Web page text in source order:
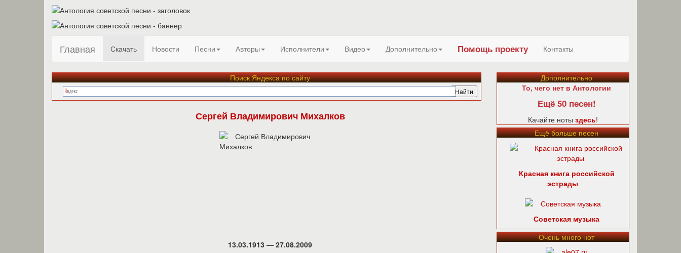
Главная Скачать Новости Песни Авторы Исполнители Видео Дополнительно Помощь проекту Контакты
Поиск Яндекса по сайту
Сергей Владимирович Михалков
13.03.1913 — 27.08.2009
Дополнительно
То, чего нет в Антологии
Ещё 50 песен!
Качайте ноты здесь!
Ещё больше песен
Красная книга российской
эстрады
Советская музыка
Очень много нот